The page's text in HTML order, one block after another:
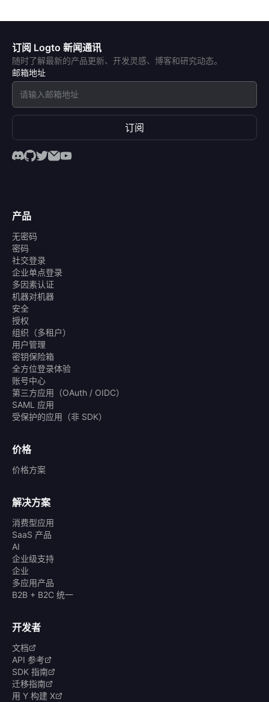
订阅 Logto 新闻通讯
随时了解最新的产品更新、开发灵感、博客和研究动态。
邮箱地址
订阅
产品
无密码
密码
社交登录
企业单点登录
多因素认证
机器对机器
安全
授权
组织（多租户）
用户管理
密钥保险箱
全方位登录体验
账号中心
第三方应用（OAuth / OIDC）
SAML 应用
受保护的应用（非 SDK）
价格
价格方案
解决方案
消费型应用
SaaS 产品
AI
企业级支持
企业
多应用产品
B2B + B2C 统一
开发者
文档
API 参考
SDK 指南
迁移指南
用 Y 构建 X